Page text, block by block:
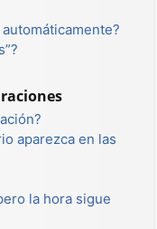
aparezca en las
la hora sigue